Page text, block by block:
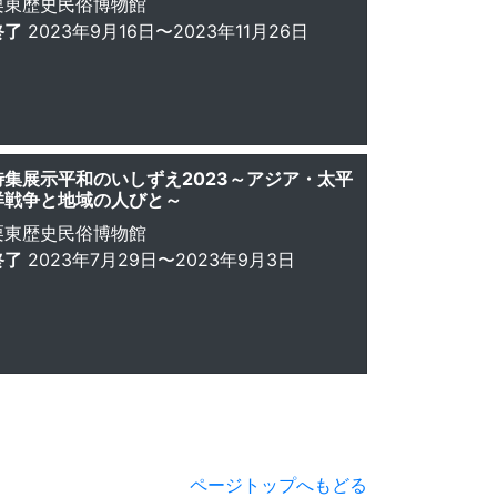
東歴史民俗博物館
了 2023年9月16日〜2023年11月26日
集展示平和のいしずえ2023～アジア・太平
戦争と地域の人びと～
東歴史民俗博物館
了 2023年7月29日〜2023年9月3日
ページトップへもどる